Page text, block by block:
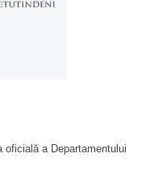
a Departamentului